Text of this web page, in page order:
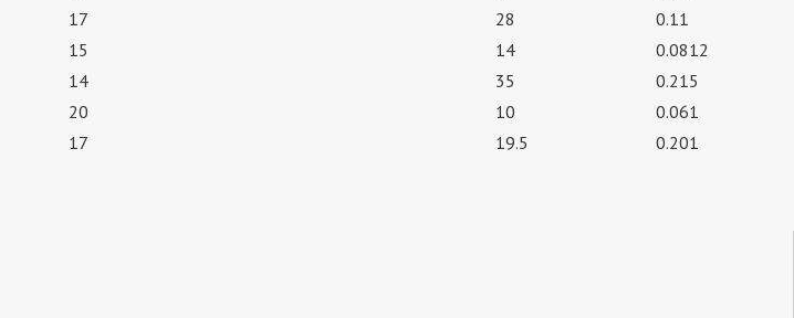
17 28
0.11
15 14
0.0812
14 35
0.215
20 10
0.061
17 19.5 0.201